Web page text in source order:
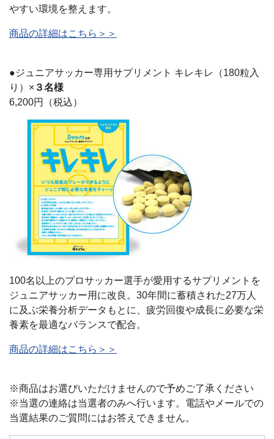
やすい環境を整えます。
商品の詳細はこちら＞＞
●ジュニアサッカー専用サプリメント キレキレ（180粒入
り）× ３名様
6,200円（税込）
100名以上のプロサッカー選手が愛用するサプリメントを
ジュニアサッカー用に改良。30年間に蓄積された27万人
に及ぶ栄養分析データもとに、疲労回復や成長に必要な栄
養素を最適なバランスで配合。
商品の詳細はこちら＞＞
※商品はお選びいただけませんので予めご了承ください
※当選の連絡は当選者のみへ行います。電話やメールでの
当選結果のご質問にはお答えできません。